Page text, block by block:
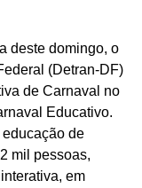
deste domingo, o
(Detran-DF)
de Carnaval no
Educativo.
de
mil pessoas,
em